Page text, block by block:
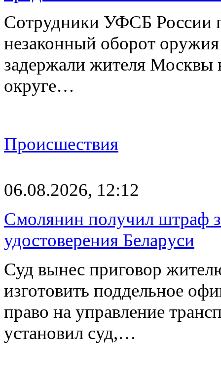
Сотрудники УФСБ России
незаконный оборот
задержали жителя
округе…
Происшествия
06.08.2026, 12:12
Смолянин получил штраф
удостоверения Беларуси
Суд вынес приговор
изготовить поддельное
право на управление
установил суд,…